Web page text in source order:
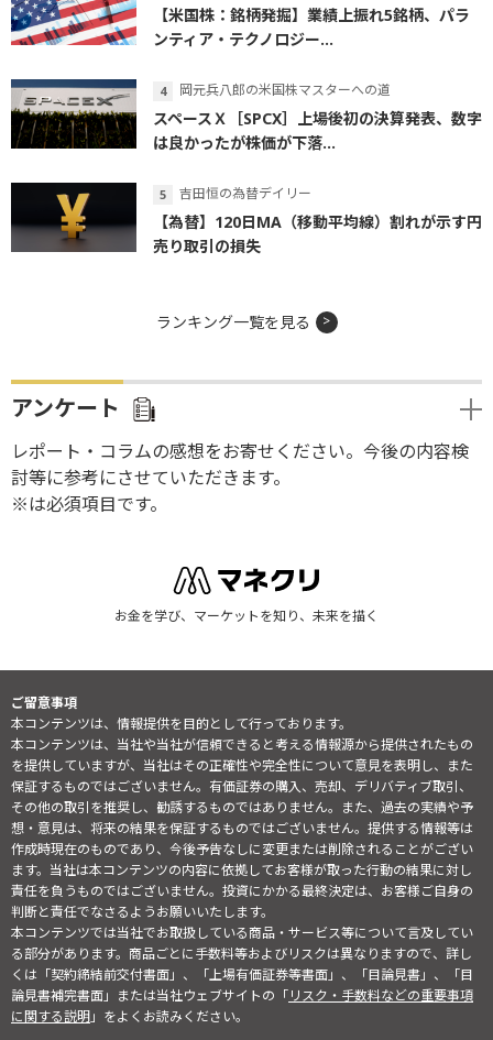
【米国株：銘柄発掘】業績上振れ5銘柄、パラ
ンティア・テクノロジー...
岡元兵八郎の米国株マスターへの道
スペースＸ［SPCX］上場後初の決算発表、数字
は良かったが株価が下落...
吉田恒の為替デイリー
【為替】120日MA（移動平均線）割れが示す円
売り取引の損失
ランキング一覧を見る
アンケート
レポート・コラムの感想をお寄せください。今後の内容検
討等に参考にさせていただきます。
※は必須項目です。
お金を学び、マーケットを知り、未来を描く
ご留意事項
本コンテンツは、情報提供を目的として行っております。
本コンテンツは、当社や当社が信頼できると考える情報源から提供されたもの
を提供していますが、当社はその正確性や完全性について意見を表明し、また
保証するものではございません。有価証券の購入、売却、デリバティブ取引、
その他の取引を推奨し、勧誘するものではありません。また、過去の実績や予
想・意見は、将来の結果を保証するものではございません。提供する情報等は
作成時現在のものであり、今後予告なしに変更または削除されることがござい
ます。当社は本コンテンツの内容に依拠してお客様が取った行動の結果に対し
責任を負うものではございません。投資にかかる最終決定は、お客様ご自身の
判断と責任でなさるようお願いいたします。
本コンテンツでは当社でお取扱している商品・サービス等について言及してい
る部分があります。商品ごとに手数料等およびリスクは異なりますので、詳し
くは「契約締結前交付書面」、「上場有価証券等書面」、「目論見書」、「目
論見書補完書面」または当社ウェブサイトの「リスク・手数料などの重要事項
に関する説明」をよくお読みください。